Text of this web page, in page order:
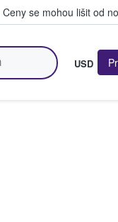
Ceny se mohou lišit od
USD